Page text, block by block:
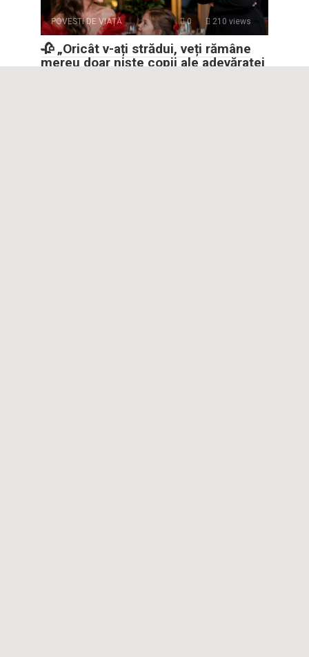
POVESTI DE VIAȚĂ 0 210 views
🥀 „Oricât v-ați strădui, veți rămâne
mereu doar niște copii ale adevăratei